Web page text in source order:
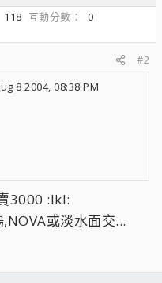
118 互動分數
0
#2
8 2004, 08:38 PM
3000 :lkl:
或淡水面交...